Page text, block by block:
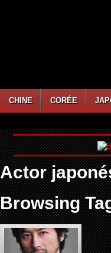
CHINE CORÉE
Actor
Browsing